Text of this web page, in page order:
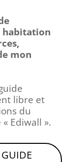
habitation
mon
libre et
du
Ediwall ».
GUIDE